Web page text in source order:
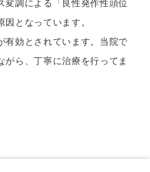
変調による「良性発作性頭位
となっています。
有効とされています。当院で
がら、丁寧に治療を行ってま